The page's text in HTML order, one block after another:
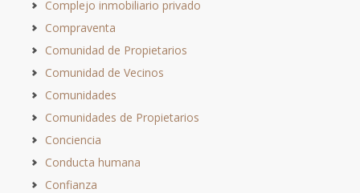
Complejo inmobiliario privado
Compraventa
Comunidad de Propietarios
Comunidad de Vecinos
Comunidades
Comunidades de Propietarios
Conciencia
Conducta humana
Confianza